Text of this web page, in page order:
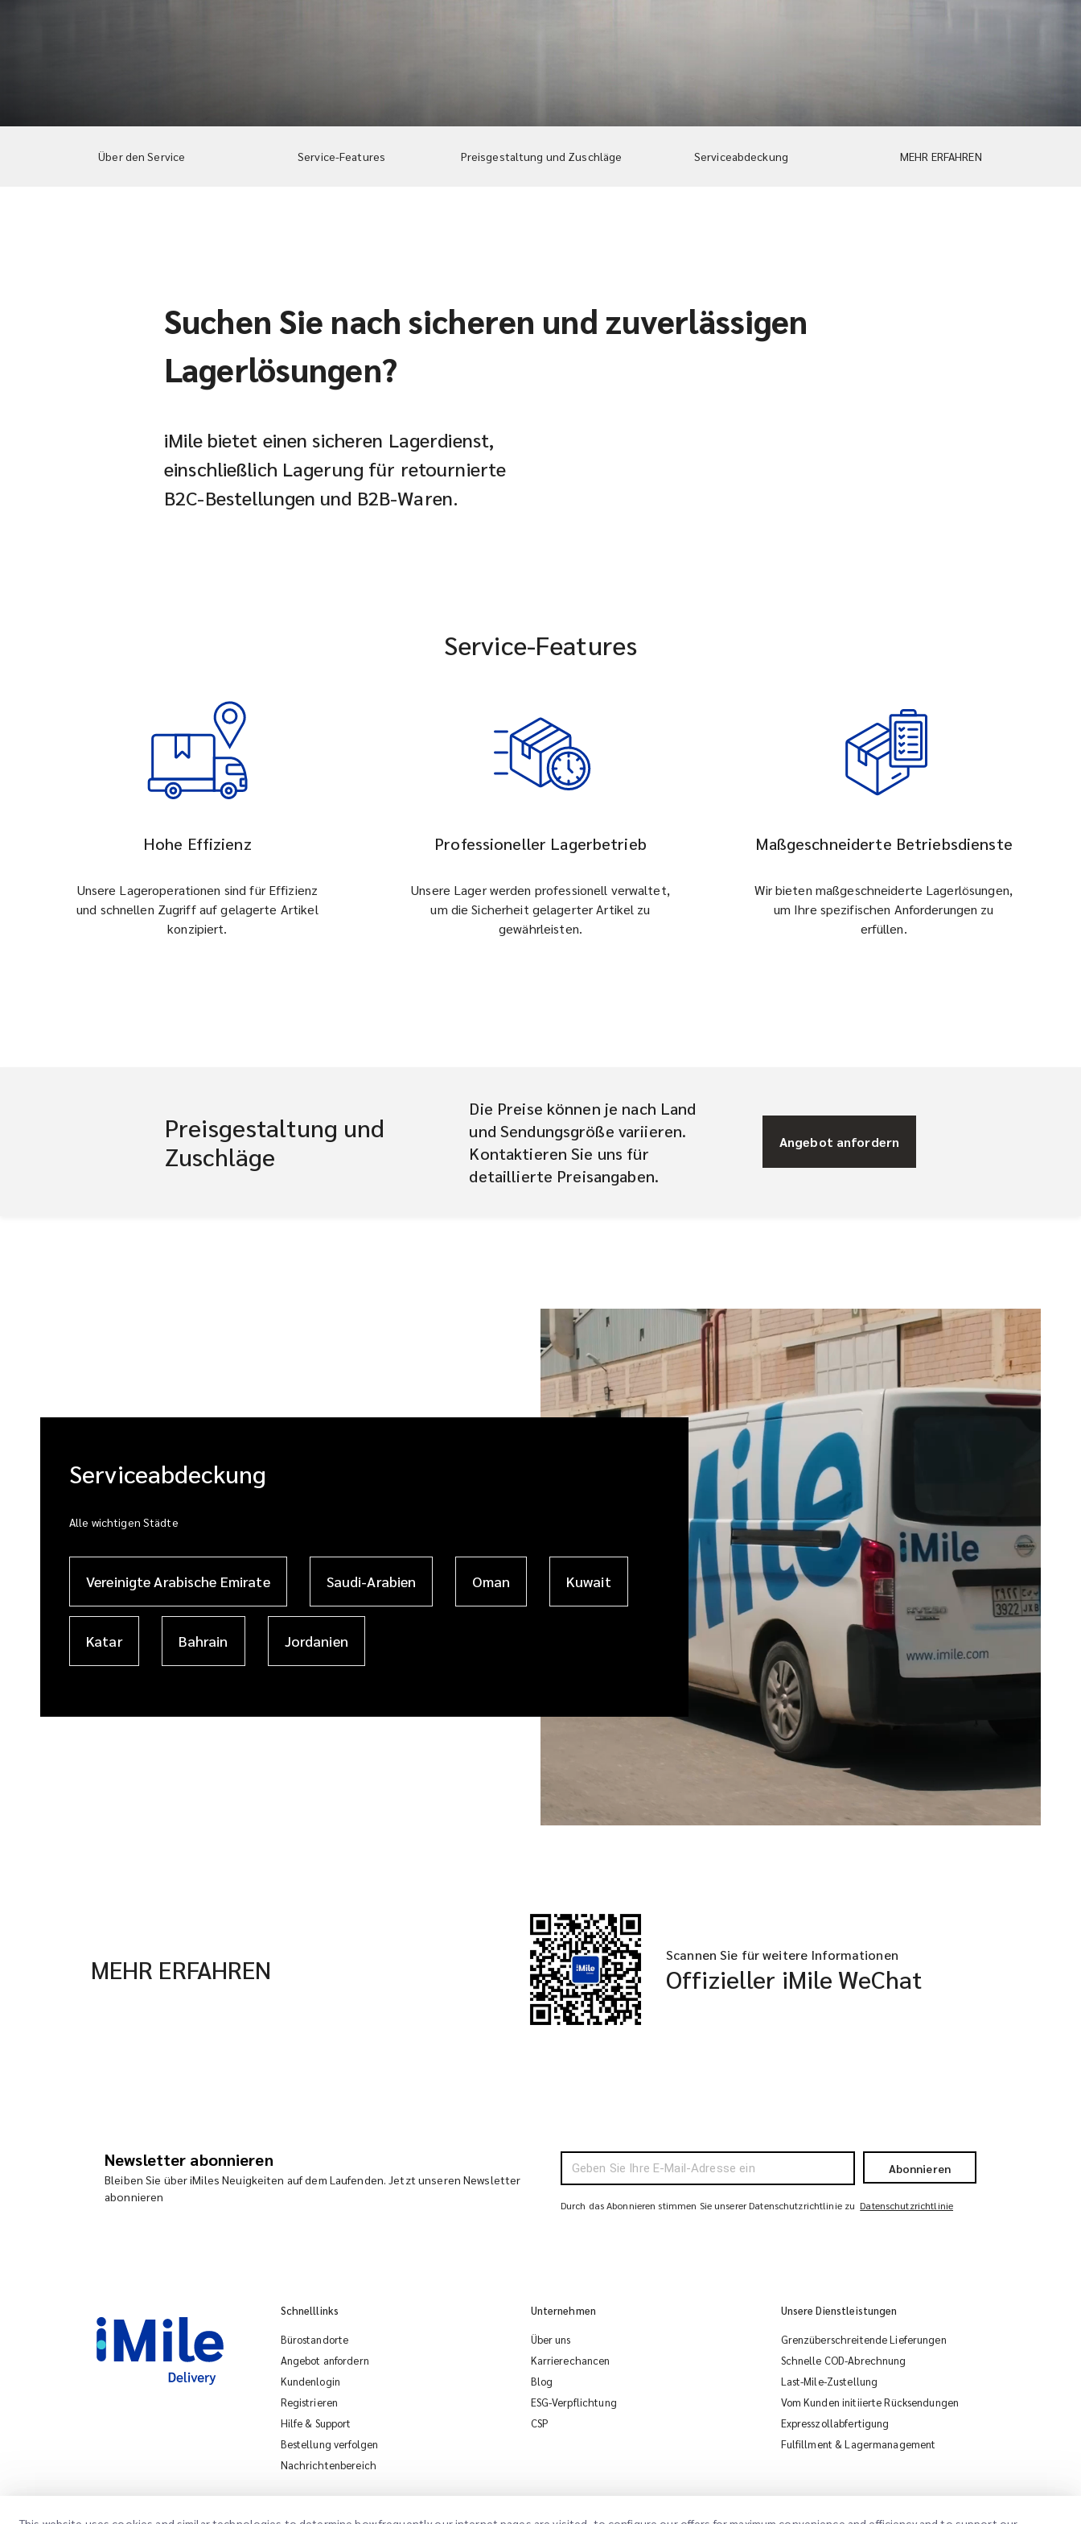
Über den Service Service-Features Preisgestaltung und Zuschläge Serviceabdeckung MEHR ERFAHREN
Suchen Sie nach sicheren und zuverlässigen
Lagerlösungen?
iMile bietet einen sicheren Lagerdienst,
einschließlich Lagerung für retournierte
B2C-Bestellungen und B2B-Waren.
Service-Features
Hohe Effizienz
Unsere Lageroperationen sind für Effizienz
und schnellen Zugriff auf gelagerte Artikel
konzipiert.
Professioneller Lagerbetrieb
Unsere Lager werden professionell verwaltet,
um die Sicherheit gelagerter Artikel zu
gewährleisten.
Maßgeschneiderte Betriebsdienste
Wir bieten maßgeschneiderte Lagerlösungen,
um Ihre spezifischen Anforderungen zu
erfüllen.
Preisgestaltung und
Zuschläge
Die Preise können je nach Land
und Sendungsgröße variieren.
Kontaktieren Sie uns für
detaillierte Preisangaben.
Angebot anfordern
Serviceabdeckung
Alle wichtigen Städte
Vereinigte Arabische Emirate Saudi-Arabien Oman Kuwait
Katar Bahrain Jordanien
MEHR ERFAHREN Scannen Sie für weitere Informationen
Offizieller iMile WeChat
Newsletter abonnieren
Bleiben Sie über iMiles Neuigkeiten auf dem Laufenden. Jetzt unseren Newsletter
abonnieren
Abonnieren
Durch das Abonnieren stimmen Sie unserer Datenschutzrichtlinie zu Datenschutzrichtlinie
Schnelllinks
Bürostandorte
Angebot anfordern
Kundenlogin
Registrieren
Hilfe & Support
Bestellung verfolgen
Nachrichtenbereich
Unternehmen
Über uns
Karrierechancen
Blog
ESG-Verpflichtung
CSP
Unsere Dienstleistungen
Grenzüberschreitende Lieferungen
Schnelle COD-Abrechnung
Last-Mile-Zustellung
Vom Kunden initiierte Rücksendungen
Expresszollabfertigung
Fulfillment & Lagermanagement
iMile Chat